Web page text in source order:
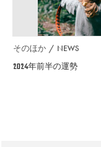
そのほか NEWS
2024年前半の運勢